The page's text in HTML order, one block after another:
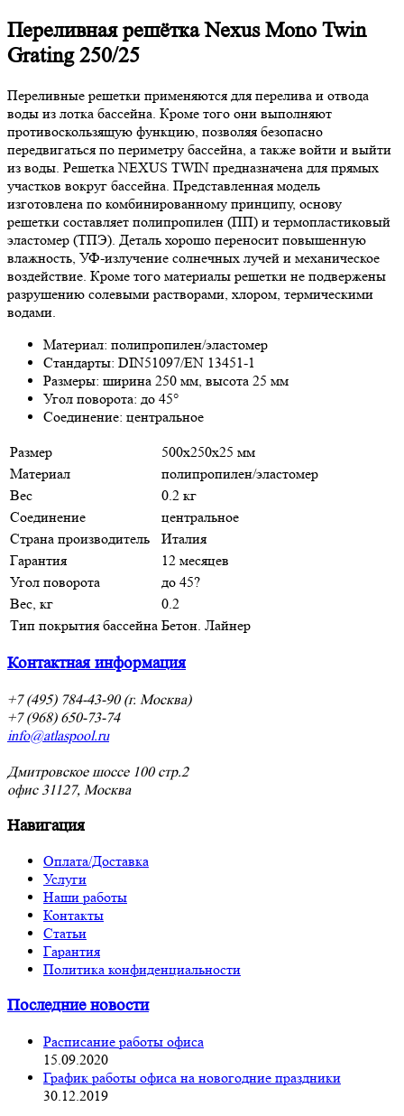
Переливная решётка Nexus Mono Twin
Grating 250/25
Переливные решетки применяются для перелива и отвода
воды из лотка бассейна. Кроме того они выполняют
противоскользящую функцию, позволяя безопасно
передвигаться по периметру бассейна, а также войти и выйти
из воды. Решетка NEXUS TWIN предназначена для прямых
участков вокруг бассейна. Представленная модель
изготовлена по комбинированному принципу, основу
решетки составляет полипропилен (ПП) и термопластиковый
эластомер (TПЭ). Деталь хорошо переносит повышенную
влажность, УФ-излучение солнечных лучей и механическое
воздействие. Кроме того материалы решетки не подвержены
разрушению солевыми растворами, хлором, термическими
водами.
Материал: полипропилен/эластомер
Стандарты: DIN51097/EN 13451-1
Размеры: ширина 250 мм, высота 25 мм
Угол поворота: до 45°
Соединение: центральное
Размер
500х250х25 мм
Материал
полипропилен/эластомер
Вес
0.2 кг
Соединение
центральное
Страна производитель
Италия
Гарантия
12 месяцев
Угол поворота
до 45?
Вес, кг
0.2
Тип покрытия бассейна Бетон. Лайнер
Контактная информация
+7 (495) 784-43-90 (г. Москва)
+7 (968) 650-73-74
info@atlaspool.ru
Дмитровское шоссе 100 стр.2
офис 31127, Москва
Навигация
Оплата/Доставка
Услуги
Наши работы
Контакты
Статьи
Гарантия
Политика конфиденциальности
Последние новости
Расписание работы офиса
15.09.2020
График работы офиса на новогодние праздники
30.12.2019